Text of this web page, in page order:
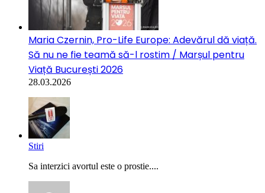
Maria Czernin, Pro-Life Europe: Adevărul dă viață.
Să nu ne fie teamă să-l rostim / Marșul pentru
Viață București 2026
28.03.2026
Stiri
Sa interzici avortul este o prostie....